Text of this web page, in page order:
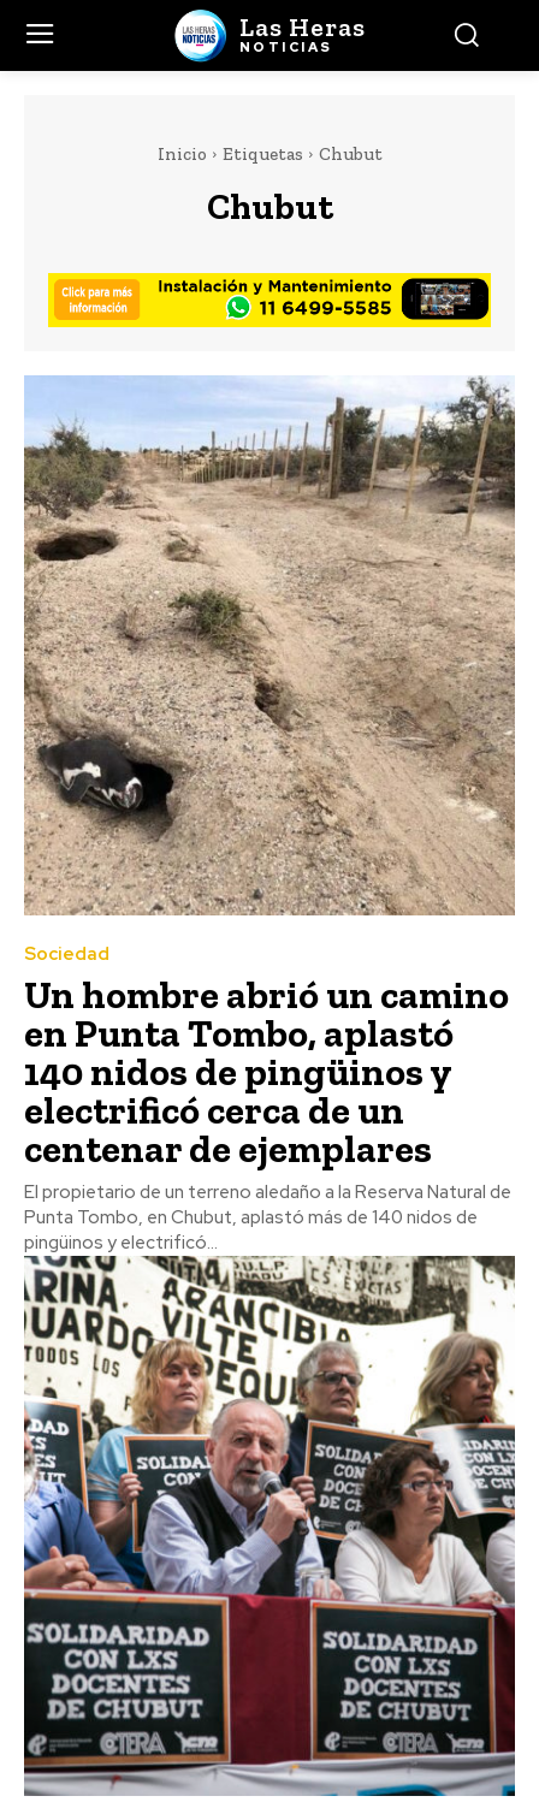
Las Heras
NOTICIAS
Inicio Etiquetas Chubut
Chubut
Sociedad
Un hombre abrió un camino
en Punta Tombo, aplastó
140 nidos de pingüinos y
electrificó cerca de un
centenar de ejemplares
El propietario de un terreno aledaño a la Reserva Natural de
Punta Tombo, en Chubut, aplastó más de 140 nidos de
pingüinos y electrificó...